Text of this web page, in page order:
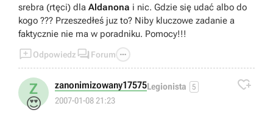
srebra (rtęci) dla Aldanona i nic. Gdzie się udać albo do
kogo ??? Przeszedłeś juz to? Niby kluczowe zadanie a
faktycznie nie ma w poradniku. Pomocy!!!
Odpowiedz  Forum 
Z
😍
zanonimizowany17575Legionista 5
2007-01-08 21:23
